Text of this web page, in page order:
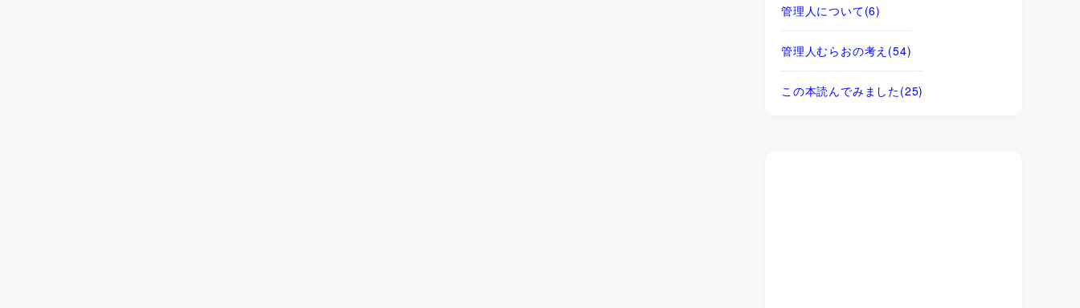
管理人について(6)
管理人むらおの考え (54)
この本読んでみました(25)